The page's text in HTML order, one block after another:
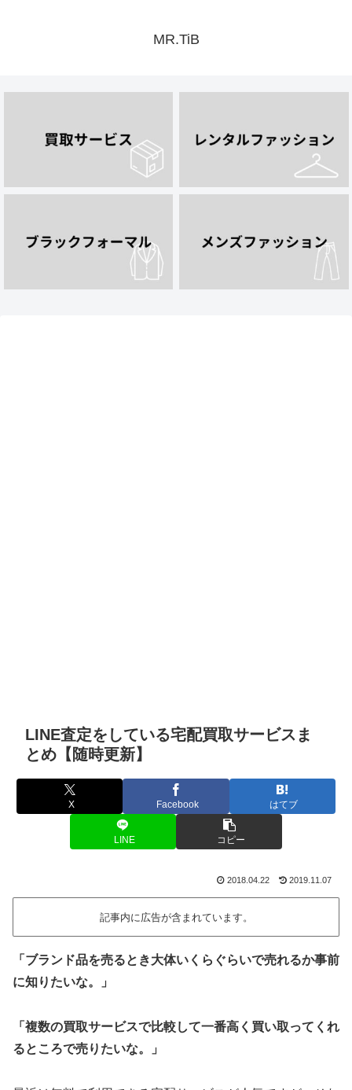
MR.TiB
LINE査定をしている宅配買取サービスま
とめ【随時更新】
X Facebook はてブ
LINE コピー
2018.04.22 2019.11.07
記事内に広告が含まれています。
「ブランド品を売るとき大体いくらぐらいで売れるか事前
に知りたいな。」
「複数の買取サービスで比較して一番高く買い取ってくれ
るところで売りたいな。」